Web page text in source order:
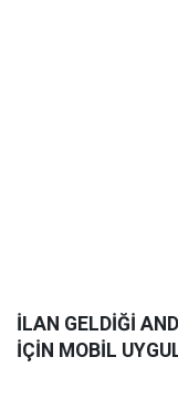
İLAN GELDİĞİ
İÇİN MOBİL